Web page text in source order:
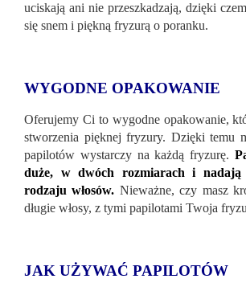
uciskają ani nie przeszkadzają, dzięki
się snem i piękną fryzurą o poranku.
WYGODNE OPAKOWANIE
Oferujemy Ci to wygodne opakowanie,
stworzenia pięknej fryzury. Dzięki temu
papilotów wystarczy na każdą fryzurę.
duże, w dwóch rozmiarach i nadają
rodzaju włosów. Nieważne, czy masz
długie włosy, z tymi papilotami Twoja
JAK UŻYWAĆ PAPILOTÓW